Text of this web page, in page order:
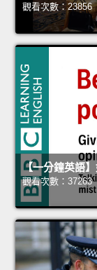
觀看次數：23856
【一分鐘英語
觀看次數：37263